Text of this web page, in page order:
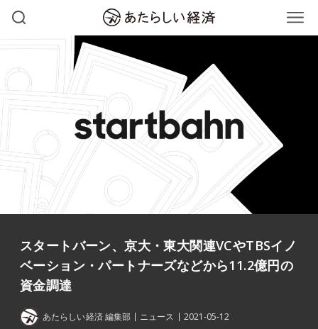
スタートバーン、京大・東大関連VCやTBSイノ
ベーション・パートナーズなどから11.2億円の
資金調達
あたらしい経済 編集部 ニュース 2021-05-12